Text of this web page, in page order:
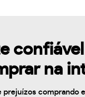
na
prejuízos comprando